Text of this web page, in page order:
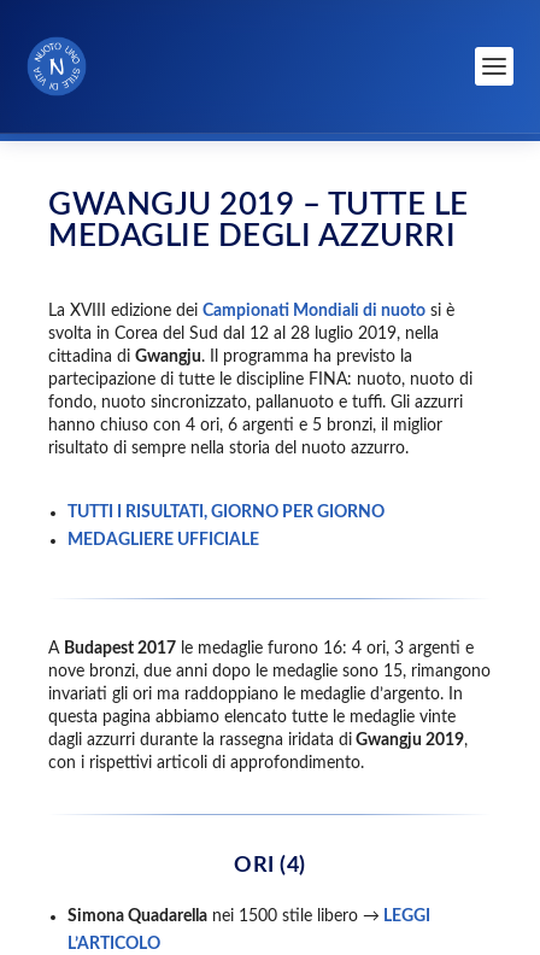
GWANGJU 2019 – TUTTE LE
MEDAGLIE DEGLI AZZURRI
La XVIII edizione dei Campionati Mondiali di nuoto si è
svolta in Corea del Sud dal 12 al 28 luglio 2019, nella
cittadina di Gwangju. Il programma ha previsto la
partecipazione di tutte le discipline FINA: nuoto, nuoto di
fondo, nuoto sincronizzato, pallanuoto e tuffi. Gli azzurri
hanno chiuso con 4 ori, 6 argenti e 5 bronzi, il miglior
risultato di sempre nella storia del nuoto azzurro.
TUTTI I RISULTATI, GIORNO PER GIORNO
MEDAGLIERE UFFICIALE
A Budapest 2017 le medaglie furono 16: 4 ori, 3 argenti e
nove bronzi, due anni dopo le medaglie sono 15, rimangono
invariati gli ori ma raddoppiano le medaglie d’argento. In
questa pagina abbiamo elencato tutte le medaglie vinte
dagli azzurri durante la rassegna iridata di Gwangju 2019,
con i rispettivi articoli di approfondimento.
ORI (4)
Simona Quadarella nei 1500 stile libero → LEGGI
L’ARTICOLO